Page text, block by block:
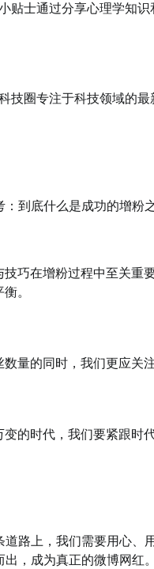
小贴士通过分享心理学知
科技圈专注于科技领域的
到底什么是成功的增粉
技巧在增粉过程中至关重
。
数量的同时，我们更应关
变的时代，我们要紧跟
路上，我们需要用心
，成为真正的微博网